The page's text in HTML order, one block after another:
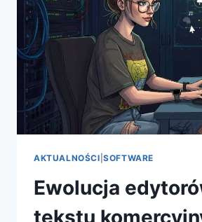
PC
BEZ
ZACIĘĆ
W
2025
ROKU
AKTUALNOŚCI |SOFTWARE
Ewolucja
tekstu